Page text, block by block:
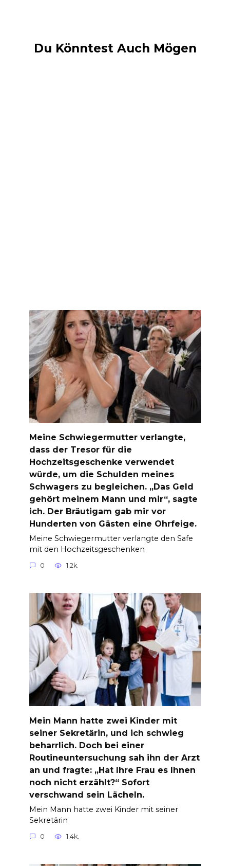
Du Könntest Auch Mögen
Meine Schwiegermutter verlangte,
dass der Tresor für die
Hochzeitsgeschenke verwendet
würde, um die Schulden meines
Schwagers zu begleichen. „Das Geld
gehört meinem Mann und mir“, sagte
ich. Der Bräutigam gab mir vor
Hunderten von Gästen eine Ohrfeige.
Meine Schwiegermutter verlangte den Safe
mit den Hochzeitsgeschenken
0 1.2k.
Mein Mann hatte zwei Kinder mit
seiner Sekretärin, und ich schwieg
beharrlich. Doch bei einer
Routineuntersuchung sah ihn der Arzt
an und fragte: „Hat Ihre Frau es Ihnen
noch nicht erzählt?“ Sofort
verschwand sein Lächeln.
Mein Mann hatte zwei Kinder mit seiner
Sekretärin
0 1.4k.